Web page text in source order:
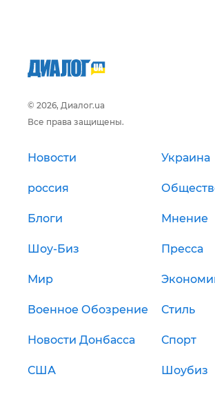
© 2026, Диалог.ua
Все права защищены.
Новости Украина
россия
Блоги Мнение
Шоу-Биз Пресса
Мир
Военное Обозрение Стиль
Новости Донбасса Спорт
США Шоубиз